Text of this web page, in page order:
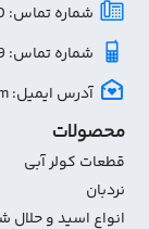
شماره تماس: 46014230-021
شماره تماس: 09122777689
آدرس ایمیل: info[@]shaahinstore.com
محصولات
قطعات کولر آبی
نردبان
انواع اسید و حلال